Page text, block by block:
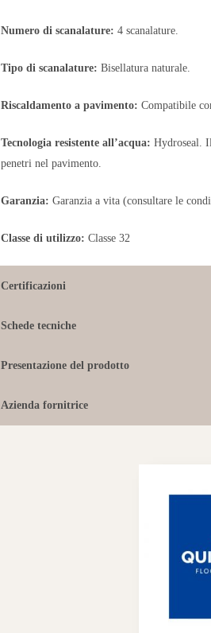
Numero di scanalature: 4 scanalature.
Tipo di scanalature: Bisellatura naturale.
Riscaldamento a pavimento: Compatibile
Tecnologia resistente all’acqua: Hydroseal.
penetri nel pavimento.
Garanzia: Garanzia a vita (consultare le
Classe di utilizzo: Classe 32
Certificazioni
Schede tecniche
Presentazione del prodotto
Azienda fornitrice